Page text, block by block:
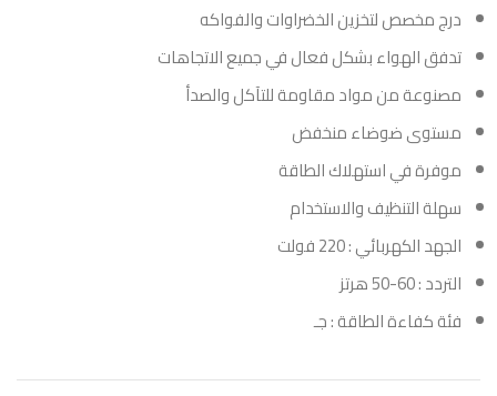
درج مخصص لتخزين الخضراوات والفواكه
تدفق الهواء بشكل فعال في جميع الاتجاهات
مصنوعة من مواد مقاومة للتآكل والصدأ
مستوى ضوضاء منخفض
موفرة في استهلاك الطاقة
سهلة التنظيف والاستخدام
الجهد الكهربائي : 220 فولت
التردد : 60-50 هرتز
فئة كفاءة الطاقة : جـ